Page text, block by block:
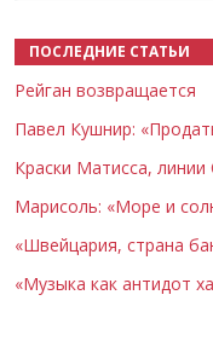
ПОСЛЕДНИЕ СТАТЬИ
Рейган возвращается
Павел Кушнир:
Краски Матисса, линии
Марисоль: «Море и
«Швейцария, страна
«Музыка как антидот